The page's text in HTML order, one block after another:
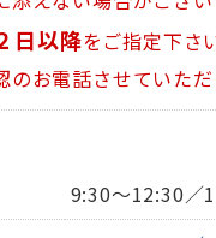
日以降をご指定下さ
お電話させていただ
9:30～12:30／